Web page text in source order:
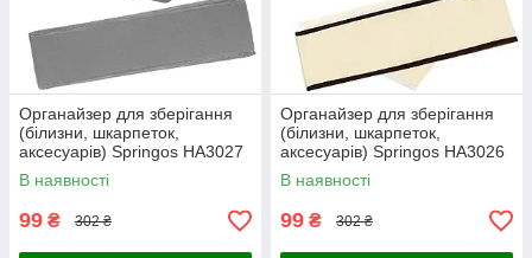
Органайзер для зберігання
(білизни, шкарпеток,
аксесуарів) Springos HA3027
В наявності
99 ₴ 302 ₴
Органайзер для зберігання
(білизни, шкарпеток,
аксесуарів) Springos HA3026
В наявності
99 ₴ 302 ₴